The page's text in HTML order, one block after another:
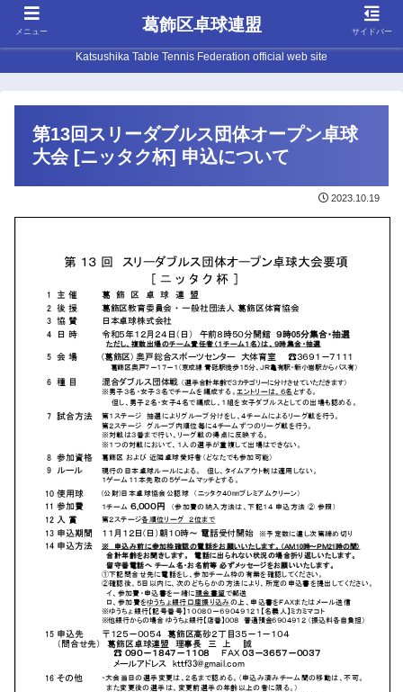
Katsushika Table Tennis Federation official web site
第13回スリーダブルス団体オープン卓球
大会 [ニッタク杯] 申込について
2023.10.19
メニュー 葛飾区卓球連盟 サイドバー